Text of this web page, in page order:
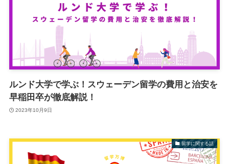
ルンド大学で学ぶ！スウェーデン留学の費用と治安を
早稲田卒が徹底解説！
2023年10月9日
留学に関する話